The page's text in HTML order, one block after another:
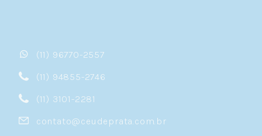
(11) 96770-2557
(11) 94855-2746
(11) 3101-2281
contato@ceudeprata.com.br